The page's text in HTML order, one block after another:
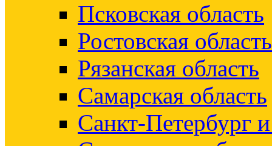
Псковская область
Ростовская область
Рязанская область
Самарская область
Санкт-Петербург